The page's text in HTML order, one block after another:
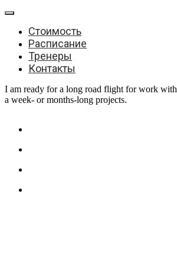
Стоимость
Расписание
Тренеры
Контакты
I am ready for a long road flight for work with
a week- or months-long projects.